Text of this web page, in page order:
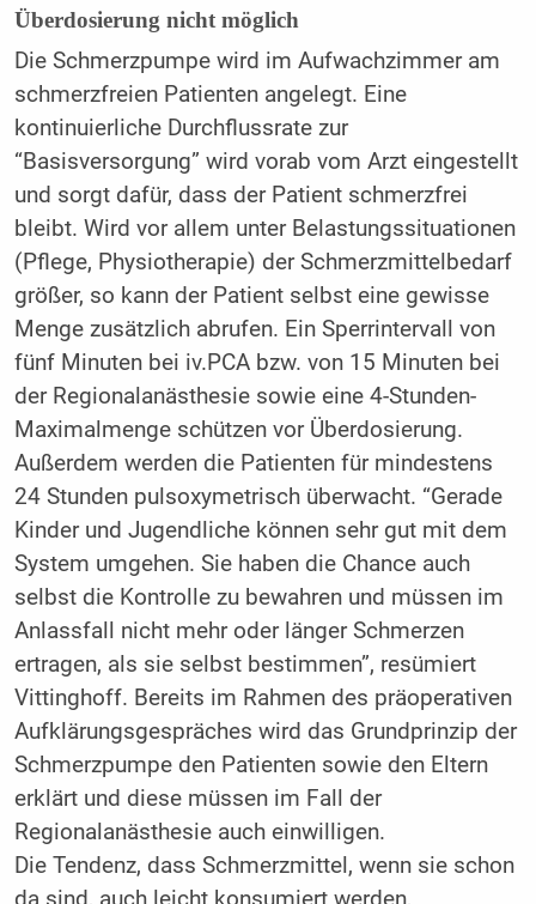
Überdosierung nicht möglich
Die Schmerzpumpe wird im Aufwachzimmer am
schmerzfreien Patienten angelegt. Eine
kontinuierliche Durchflussrate zur
“Basisversorgung” wird vorab vom Arzt eingestellt
und sorgt dafür, dass der Patient schmerzfrei
bleibt. Wird vor allem unter Belastungssituationen
(Pflege, Physiotherapie) der Schmerzmittelbedarf
größer, so kann der Patient selbst eine gewisse
Menge zusätzlich abrufen. Ein Sperrintervall von
fünf Minuten bei iv.PCA bzw. von 15 Minuten bei
der Regionalanästhesie sowie eine 4-Stunden-
Maximalmenge schützen vor Überdosierung.
Außerdem werden die Patienten für mindestens
24 Stunden pulsoxymetrisch überwacht. “Gerade
Kinder und Jugendliche können sehr gut mit dem
System umgehen. Sie haben die Chance auch
selbst die Kontrolle zu bewahren und müssen im
Anlassfall nicht mehr oder länger Schmerzen
ertragen, als sie selbst bestimmen”, resümiert
Vittinghoff. Bereits im Rahmen des präoperativen
Aufklärungsgespräches wird das Grundprinzip der
Schmerzpumpe den Patienten sowie den Eltern
erklärt und diese müssen im Fall der
Regionalanästhesie auch einwilligen.
Die Tendenz, dass Schmerzmittel, wenn sie schon